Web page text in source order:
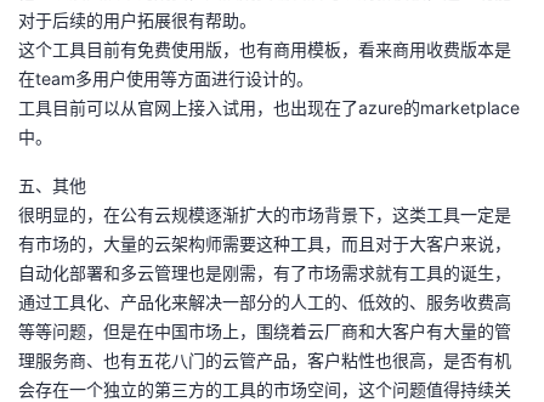
对于后续的用户拓展很有帮助。
这个工具目前有免费使用版，也有商用模板，看来商用收费版本是
在team多用户使用等方面进行设计的。
工具目前可以从官网上接入试用，也出现在了azure的marketplace
中。
五、其他
很明显的，在公有云规模逐渐扩大的市场背景下，这类工具一定是
有市场的，大量的云架构师需要这种工具，而且对于大客户来说，
自动化部署和多云管理也是刚需，有了市场需求就有工具的诞生，
通过工具化、产品化来解决一部分的人工的、低效的、服务收费高
等等问题，但是在中国市场上，围绕着云厂商和大客户有大量的管
理服务商、也有五花八门的云管产品，客户粘性也很高，是否有机
会存在一个独立的第三方的工具的市场空间，这个问题值得持续关